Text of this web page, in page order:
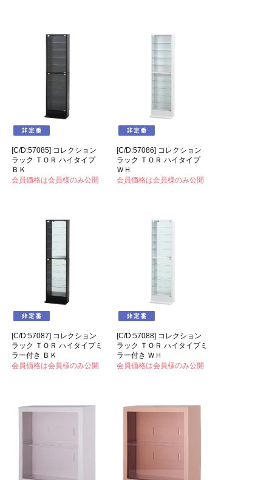
[C/D:57085] コレクション
ラック ＴＯＲ ハイタイプ
ＢＫ
会員価格は会員様のみ公開
[C/D:57086] コレクション
ラック ＴＯＲ ハイタイプ
ＷＨ
会員価格は会員様のみ公開
[C/D:57087] コレクション
ラック ＴＯＲ ハイタイプミ
ラー付き ＢＫ
会員価格は会員様のみ公開
[C/D:57088] コレクション
ラック ＴＯＲ ハイタイプミ
ラー付き ＷＨ
会員価格は会員様のみ公開